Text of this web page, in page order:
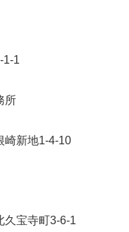
1-1
所
崎新地1-4-10
久宝寺町3-6-1